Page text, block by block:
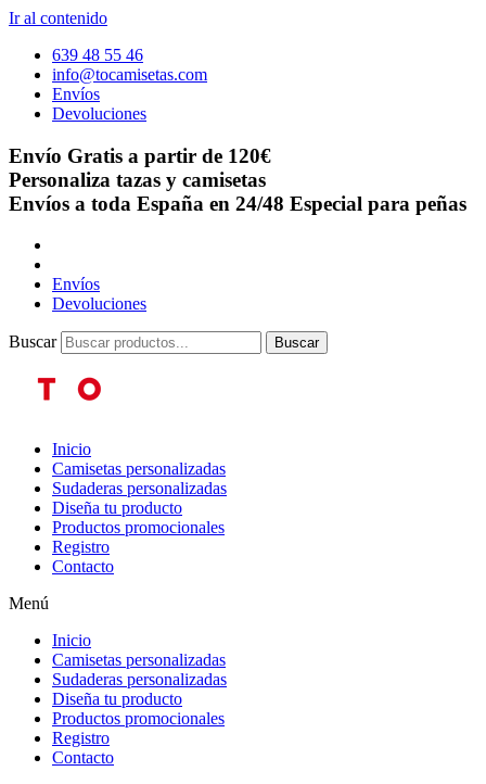
Ir al contenido
639 48 55 46
info@tocamisetas.com
Envíos
Devoluciones
Envío Gratis a partir de 120€
Personaliza tazas y camisetas
Envíos a toda España en 24/48 Especial para peñas
Envíos
Devoluciones
Buscar Buscar
Inicio
Camisetas personalizadas
Sudaderas personalizadas
Diseña tu producto
Productos promocionales
Registro
Contacto
Menú
Inicio
Camisetas personalizadas
Sudaderas personalizadas
Diseña tu producto
Productos promocionales
Registro
Contacto